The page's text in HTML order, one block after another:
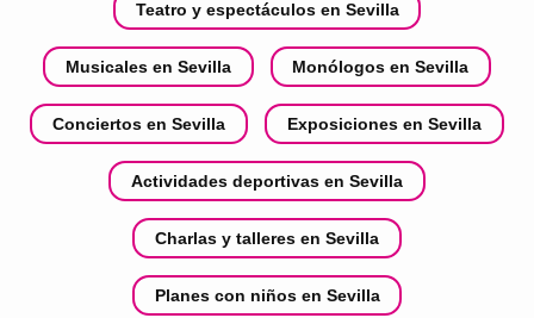
Teatro y espectáculos en Sevilla
Musicales en Sevilla Monólogos en Sevilla
Conciertos en Sevilla Exposiciones en Sevilla
Actividades deportivas en Sevilla
Charlas y talleres en Sevilla
Planes con niños en Sevilla